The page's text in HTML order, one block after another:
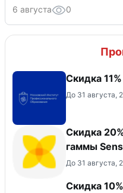
6 августа 0
Скидка
До 31 августа,
Скидка
гаммы
До 31 августа,
Скидка